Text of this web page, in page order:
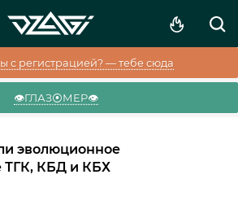
с регистрацией? — тебе сюда
👁️ГЛАЗ⦿МЕР👁️
эволюционное
ТГК, КБД и КБХ